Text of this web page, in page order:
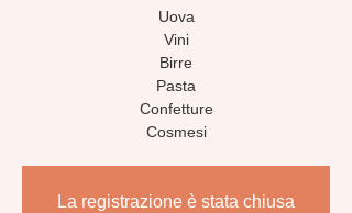
Uova
Vini
Birre
Pasta
Confetture
Cosmesi
La registrazione è stata chiusa